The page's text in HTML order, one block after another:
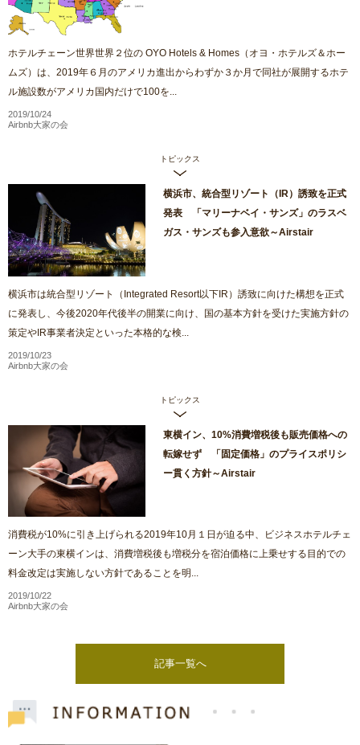
ホテルチェーン世界世界２位の OYO Hotels & Homes（オヨ・ホテルズ＆ホー
ムズ）は、2019年６月のアメリカ進出からわずか３か月で同社が展開するホテ
ル施設数がアメリカ国内だけで100を...
2019/10/24
Airbnb大家の会
トピックス
横浜市、統合型リゾート（IR）誘致を正式
発表 「マリーナベイ・サンズ」のラスベ
ガス・サンズも参入意欲～Airstair
横浜市は統合型リゾート（Integrated Resort以下IR）誘致に向けた構想を正式
に発表し、今後2020年代後半の開業に向け、国の基本方針を受けた実施方針の
策定やIR事業者決定といった本格的な検...
2019/10/23
Airbnb大家の会
トピックス
東横イン、10%消費増税後も販売価格への
転嫁せず 「固定価格」のプライスポリシ
ー貫く方針～Airstair
消費税が10%に引き上げられる2019年10月１日が迫る中、ビジネスホテルチェ
ーン大手の東横インは、消費増税後も増税分を宿泊価格に上乗せする目的での
料金改定は実施しない方針であることを明...
2019/10/22
Airbnb大家の会
記事一覧へ